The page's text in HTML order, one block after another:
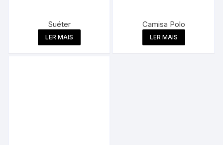
Suéter
LER MAIS
Camisa Polo
LER MAIS